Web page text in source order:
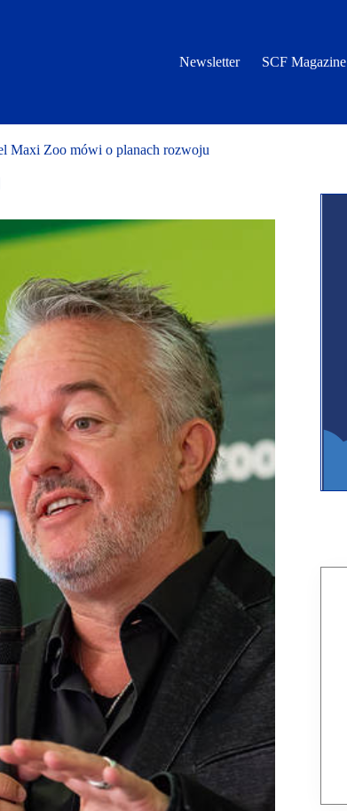
Newsletter SCF Magazine
Maxi Zoo mówi o planach rozwoju